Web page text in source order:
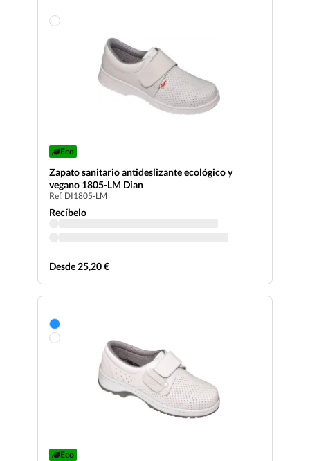
Eco
Zapato sanitario antideslizante ecológico y
vegano 1805-LM Dian
Ref. DI1805-LM
Recíbelo
Desde 25,20 €
Eco